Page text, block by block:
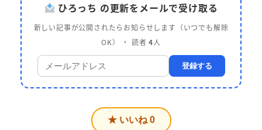
ひろっち の更新をメールで受け取る
新しい記事が公開されたらお知らせします（いつでも解除
OK） ・ 読者4人
登録する
★ いいね 0